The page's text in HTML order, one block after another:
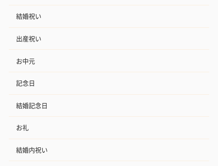
キャンドル・お香
キャンドル・お香を同梱してお届けいたします。
フラッグカプセル：イ
ンセンススティック
（END）（880円）
ンセンススティック
（880円）
（GRAPE
結婚祝い
出産祝い
お中元
記念日
結婚記念日
お礼
結婚内祝い